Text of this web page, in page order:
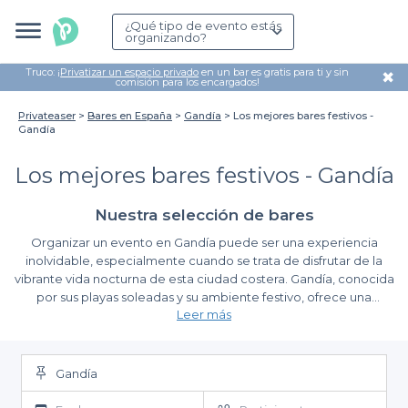
¿Qué tipo de evento estás
organizando?
Truco: ¡Privatizar un espacio privado en un bar es gratis para ti y sin
comisión para los encargados! ✖
Privateaser Bares en España Gandía
Los mejores bares festivos -
Gandía
Los mejores bares festivos - Gandía
Nuestra selección de bares
Organizar un evento en Gandía puede ser una experiencia
inolvidable, especialmente cuando se trata de disfrutar de la
vibrante vida nocturna de esta ciudad costera. Gandía, conocida
por sus playas soleadas y su ambiente festivo, ofrece una
variedad impresionante de bares donde la diversión está
soltero o simplemente una reunión con amigos, encontrar el
lugar perfecto es fundamental para asegurar que tu evento sea
un éxito.
Ventajas de utilizar Privateaser
EnPrivateaser
Leer más
Gandía